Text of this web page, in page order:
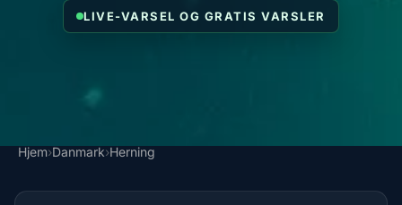
LIVE-VARSEL OG GRATIS VARSLER
Hjem›Danmark›Herning